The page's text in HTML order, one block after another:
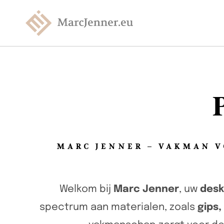
MARC JENNER – VAKMAN
Welkom bij Marc Jenner, uw
spectrum aan materialen, zoals